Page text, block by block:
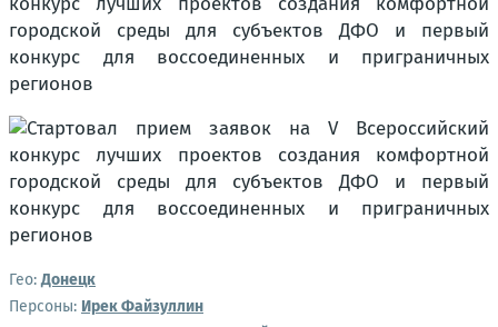
Гео:Донецк
Персоны: Ирек Файзуллин